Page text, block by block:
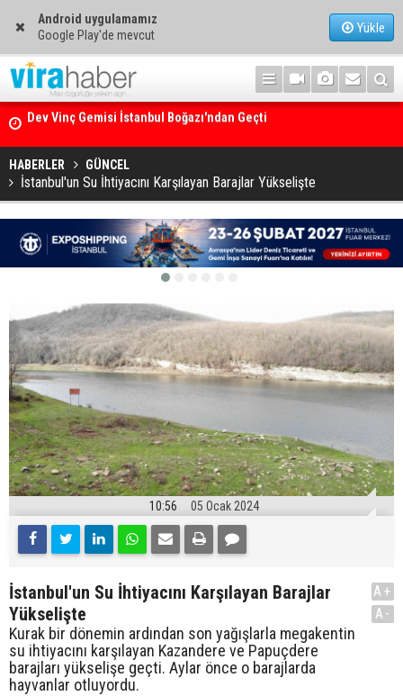
Android uygulamamız
Google Play'de mevcut
Yükle
Ege Denizi’nin En Büyük Mercan Ormanı
HABERLER GÜNCEL
İstanbul'un Su İhtiyacını Karşılayan Barajlar Yükselişte
10:56 05 Ocak 2024
İstanbul'un Su İhtiyacını Karşılayan Barajlar
Yükselişte
Kurak bir dönemin ardından son yağışlarla megakentin
su ihtiyacını karşılayan Kazandere ve Papuçdere
barajları yükselişe geçti. Aylar önce o barajlarda
hayvanlar otluyordu.
A+
A-